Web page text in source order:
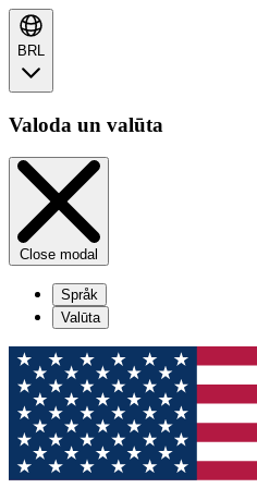
BRL
Valoda un valūta
Close modal
Språk
Valūta